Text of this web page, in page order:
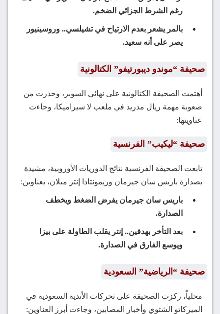
رغم الشرط الجزائي الضخم.
بالمر يشعر بعدم الارتياح في تشيلسي.. وروسينيور
يصر على أنه سعيد.
صحيفة “موندو ديبورتيفو” الكتالونية
أهتمت الصحيفة الكتالونية على نهائي السوبر، وحذرت من
صعوبة مهمة ريال مدريد في ملعب لا سيراميكا، وجاءت
عناوينها:
صحيفة “ليكيب” الفرنسية
تابعت الصحيفة الفرنسية نتائج الدوريات الأوروبية، مشيدة
بصدارة باريس سان جيرمان وريمونتادا إنتر ميلان، بعناوين:
باريس سان جيرمان يفرض الضغط ويخطف
الصدارة.
بعد التأخر بهدفين.. إنتر يقلب الطاولة على بيزا
ويوسع الفارق في الصدارة.
صحيفة “الرياضية” السعودية
محلياً، ركزت الصحيفة على تحركات الأندية السعودية في
الميركاتو الشتوي وأخبار المصابين، وجاءت أبرز العناوين: